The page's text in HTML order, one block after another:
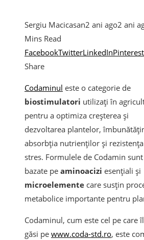
Sergiu Macicasan2 ani ago2 ani
Mins Read
FacebookTwitterLinkedInPinterest
Share
Codaminul este o categorie de
biostimulatori utilizați în
pentru a optimiza creșterea și
dezvoltarea plantelor,
absorbția nutrienților și
stres. Formulele de Codamin sunt
bazate pe aminoacizi esențiali și
microelemente care susțin
metabolice importante pentru
Codaminul, cum este cel pe care
găsi pe www.coda-std.ro, este